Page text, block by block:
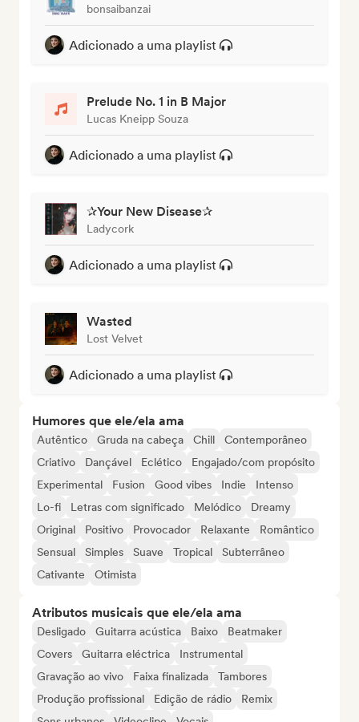
bonsaibanzai
Adicionado a uma playlist
Prelude No. 1 in B Major
Lucas Kneipp Souza
Adicionado a uma playlist
✰Your New Disease✰
Ladycork
Adicionado a uma playlist
Wasted
Lost Velvet
Adicionado a uma playlist
Humores que ele/ela ama
Autêntico Gruda na cabeça Chill
Contemporâneo
Criativo
Dançável Eclético
Engajado/com propósito
Experimental
Fusion Good vibes Indie
Intenso
Lo-fi
Letras com significado Melódico
Dreamy
Original
Positivo Provocador Relaxante
Romântico
Sensual
Simples Suave Tropical
Subterrâneo
Cativante
Otimista
Atributos musicais que ele/ela ama
Desligado Guitarra acústica Baixo
Beatmaker
Covers
Guitarra eléctrica
Instrumental
Gravação ao vivo
Faixa finalizada
Tambores
Produção profissional
Edição de rádio
Remix